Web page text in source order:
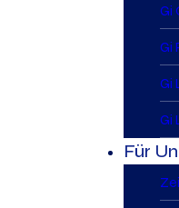
Gi
Gi
Gi
Gi
Für